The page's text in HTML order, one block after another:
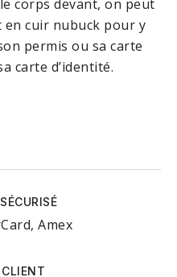
corps devant, on peut
cuir nubuck pour y
permis ou sa carte
carte d’identité.
Amex
CLIENT